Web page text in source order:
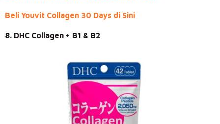
Beli Youvit Collagen 30 Days di Sini
8. DHC Collagen + B1 & B2